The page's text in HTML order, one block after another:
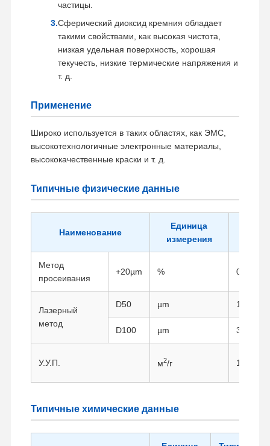
частицы.
Сферический диоксид кремния обладает
такими свойствами, как высокая чистота,
низкая удельная поверхность, хорошая
текучесть, низкие термические напряжения и
т. д.
Применение
Широко используется в таких областях, как ЭМС,
высокотехнологичные электронные материалы,
высококачественные краски и т. д.
Типичные физические данные
Наименование
Единица
измерения
Метод
просеивания
+20µm % 0.0056
Лазерный
метод
D50 µm 12.3
D100 µm 39.3
У.У.П. м2/г 1.8
Типичные химические данные